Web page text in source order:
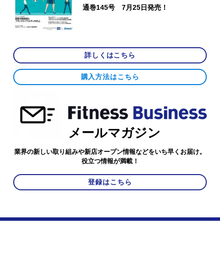
通巻145号 7月25日発売！
詳しくはこちら
購入方法はこちら
メールマガジン
業界の新しい取り組みや新店オープン情報などをいち早くお届け。
役立つ情報が満載！
登録はこちら